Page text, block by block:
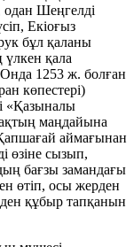
одан Шеңгелді
Екіоғыз
бұл қаланы
үлкен қала
1253 ж. болған
көпестері)
«Қазыналы
маңдайына
аймағынан
өзіне сызып,
бағзы замандағы
өтіп, осы жерден
құбыр тапқанын